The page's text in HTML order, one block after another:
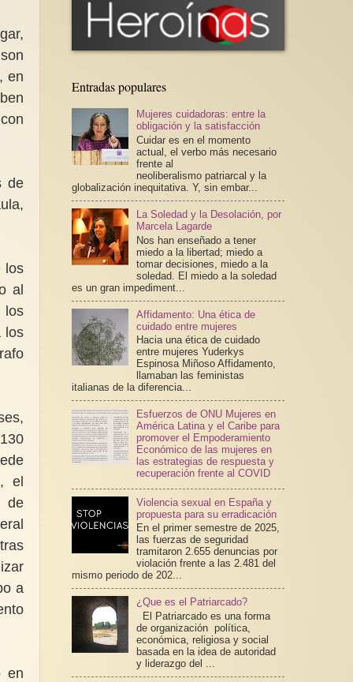
en
de
los
al
los
los
el
de
a
en
Entradas populares
Mujeres cuidadoras: entre la
obligación y la satisfacción
Cuidar es en el momento
actual, el verbo más necesario
frente al
neoliberalismo patriarcal y la
globalización inequitativa. Y, sin embar...
La Soledad y la Desolación, por
Marcela Lagarde
Nos han enseñado a tener
miedo a la libertad; miedo a
tomar decisiones, miedo a la
soledad. El miedo a la soledad
es un gran impediment...
Affidamento: Una ética de
cuidado entre mujeres
Hacia una ética de cuidado
entre mujeres Yuderkys
Espinosa Miñoso Affidamento,
llamaban las feministas
italianas de la diferencia...
Esfuerzos de ONU Mujeres en
América Latina y el Caribe para
promover el Empoderamiento
Económico de las mujeres en
las estrategias de respuesta y
recuperación frente al COVID
Violencia sexual en España y
propuesta para su erradicación
En el primer semestre de 2025,
las fuerzas de seguridad
tramitaron 2.655 denuncias por
violación frente a las 2.481 del
mismo periodo de 202...
¿Que es el Patriarcado?
El Patriarcado es una forma
de organización política,
económica, religiosa y social
basada en la idea de autoridad
y liderazgo del ...